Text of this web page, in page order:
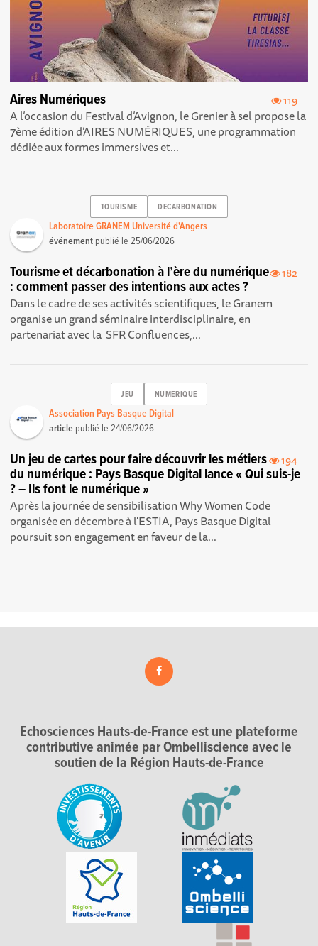
119
Aires Numériques
A l’occasion du Festival d’Avignon, le Grenier à sel propose la
7ème édition d’AIRES NUMÉRIQUES, une programmation
dédiée aux formes immersives et...
TOURISME DECARBONATION
Laboratoire GRANEM Université d'Angers
événement publié le25/06/2026
182
Tourisme et décarbonation à l’ère du numérique
: comment passer des intentions aux actes ?
Dans le cadre de ses activités scientifiques, le Granem
organise un grand séminaire interdisciplinaire, en
partenariat avec la SFR Confluences,...
JEU NUMERIQUE
Association Pays Basque Digital
article publié le24/06/2026
194
Un jeu de cartes pour faire découvrir les métiers
du numérique : Pays Basque Digital lance « Qui suis-je
? – Ils font le numérique »
Après la journée de sensibilisation Why Women Code
organisée en décembre à l'ESTIA, Pays Basque Digital
poursuit son engagement en faveur de la...
Echosciences Hauts-de-France est une plateforme
contributive animée par Ombelliscience avec le
soutien de la Région Hauts-de-France